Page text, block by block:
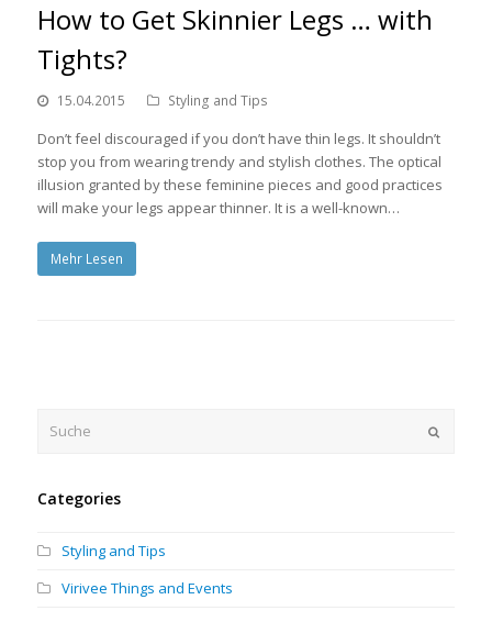
How to Get Skinnier Legs … with
Tights?
15.04.2015 Styling and Tips
Don’t feel discouraged if you don’t have thin legs. It shouldn’t
stop you from wearing trendy and stylish clothes. The optical
illusion granted by these feminine pieces and good practices
will make your legs appear thinner. It is a well-known…
Mehr Lesen
Categories
Styling and Tips
Virivee Things and Events